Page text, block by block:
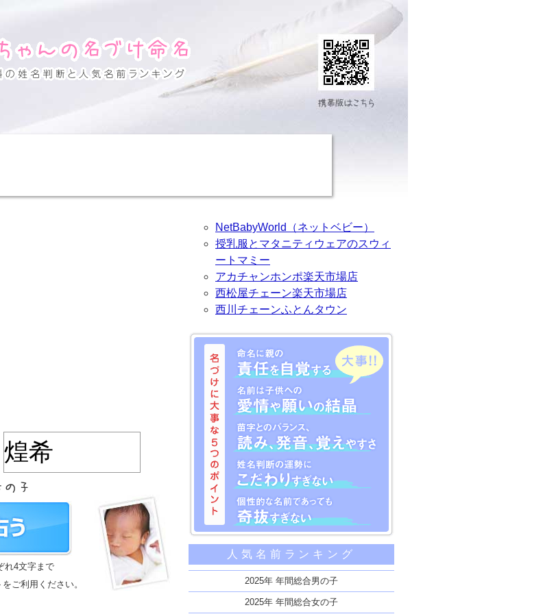
れ4文字まで
ご利用ください。
NetBabyWorld（ネットベビー）
授乳服とマタニティウェアのスウィ
ートマミー
アカチャンホンポ楽天市場店
西松屋チェーン楽天市場店
西川チェーンふとんタウン
名づけに大事な5つのポイント
命名に親の責任を自覚する
名前は子供への愛情や願いの結晶
苗字とのバランス、読み、発音、覚えやすさ
姓名判断の運勢にこだわりすぎない
人気名前ランキング
2025年 年間総合男の子
2025年 年間総合女の子